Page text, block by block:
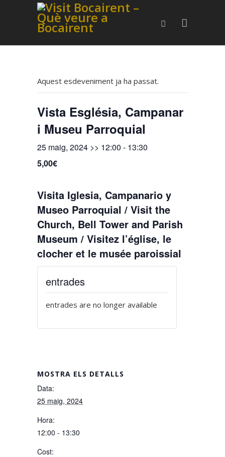
Aquest esdeveniment ja ha passat.
Vista Església, Campanar
i Museu Parroquial
25 maig, 2024 >> 12:00 - 13:30
5,00€
Visita Iglesia, Campanario y
Museo Parroquial / Visit the
Church, Bell Tower and Parish
Museum / Visitez l’église, le
clocher et le musée paroissial
MOSTRA ELS DETALLS
Data:
25 maig, 2024
Hora:
12:00 - 13:30
Cost:
entrades
entrades are no longer available